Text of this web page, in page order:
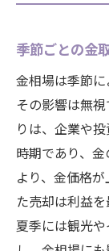
季節ごとの金
金相場は季節
その影響は無
りは、企業や
時期であり、
より、金価格
た売却は利益
夏季には観光や